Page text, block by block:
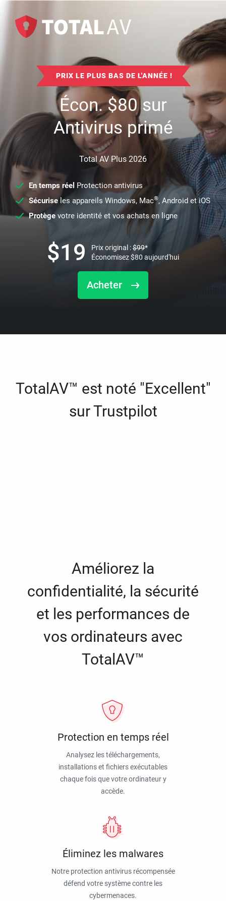
PRIX LE PLUS BAS DE L'ANNÉE !
Écon.$80sur
Antivirus primé
Total AV Plus 2026
En temps réel Protection antivirus
Sécuriseles appareils Windows, Mac®, Android et iOS
Protège votre identité et vos achats en ligne
Acheter
$19 Prix original :$99*
Économisez$80 aujourd'hui
TotalAV™ est noté "Excellent"
sur Trustpilot
Améliorez la
confidentialité, la sécurité
et les performances de
vos ordinateurs avec
TotalAV™
Protection en temps réel
Analysez les téléchargements,
installations et fichiers exécutables
chaque fois que votre ordinateur y
accède.
Éliminez les malwares
Notre protection antivirus récompensée
défend votre système contre les
cybermenaces.